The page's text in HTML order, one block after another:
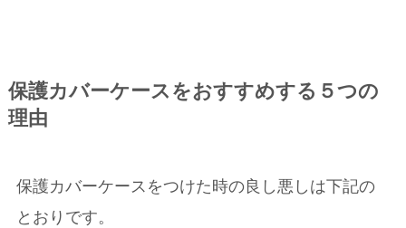
保護カバーケースをおすすめする５つの
理由
保護カバーケースをつけた時の良し悪しは下記の
とおりです。